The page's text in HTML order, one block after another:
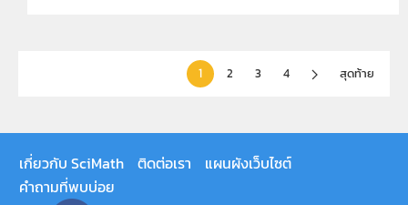
1 2 3 4 สุดท้าย
เกี่ยวกับ SciMath ติดต่อเรา
แผนผังเว็บไซต์
คำถามที่พบบ่อย